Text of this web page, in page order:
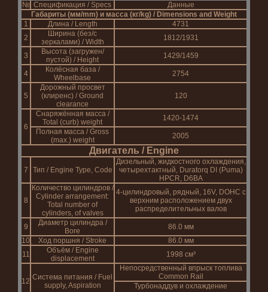
№ Спецификация / Specs
Данные
Габариты (мм/mm) и масса (кг/kg) / Dimensions and Weight
1
Длина / Length
4731
2
Ширина (без/с
зеркалами) / Width
1812/1931
3
Высота (загружен/
пустой) / Height
1429/1459
4
Колёсная база /
Wheelbase
2754
5
Дорожный просвет
(клиренс) / Ground
clearance
120
6
Снаряжённая масса /
Total (curb) weight
1420-1474
Полная масса / Gross
(max.) weight
2005
Двигатель / Engine
7 Тип / Engine Type, Code
Дизельный, жидкостного охлаждения,
четырехтактный, Duratorq DI (Puma)
HPCR, D6BA
8
Количество цилиндров /
Cylinder arrangement:
Total number of
cylinders, of valves
4-цилиндровый, рядный, 16V, DOHC с
верхним расположением двух
распределительных валов
9
Диаметр цилиндра /
Bore
86.0 мм
10
Ход поршня / Stroke
86.0 мм
11
Объём / Engine
displacement
1998 см³
12 Система питания / Fuel
supply, Aspiration
Непосредственный впрыск топлива
Common Rail
Турбонаддув и охлаждение